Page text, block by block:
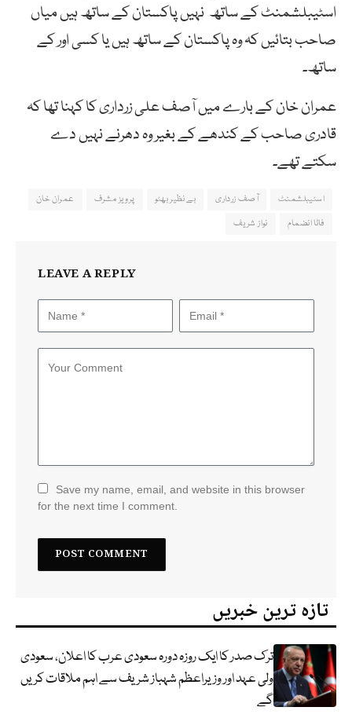
اسٹیبلشمنٹ کے ساتھ نہیں پاکستان کے ساتھ ہیں میاں
صاحب بتائیں کہ وہ پاکستان کے ساتھ ہیں یا کسی اور کے
ساتھ۔
عمران خان کے بارے میں آصف علی زرداری کا کہنا تھا کہ
قادری صاحب کے کندھے کے بغیر وہ دھرنے نہیں دے
سکتے تھے۔
اسٹیبلشمنٹ آصف زرداری بے نظیر بھٹو پرویز مشرف
عمران خان
فاٹا انضمام
نواز شریف
LEAVE A REPLY
Save my name, email, and website in this browser
for the next time I comment.
تازہ ترین خبریں
ترک صدر کا ایک روزہ دورہ سعودی عرب کا اعلان، سعودی
ولی عہد اور وزیراعظم شہباز شریف سے اہم ملاقات کریں
گے